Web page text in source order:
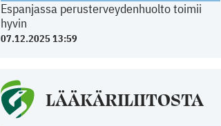
Espanjassa perusterveydenhuolto toimii
hyvin
07.12.2025 13:59
LÄÄKÄRILIITOSTA